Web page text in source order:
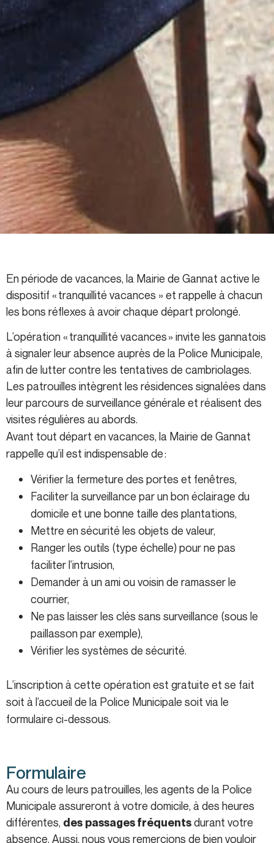
En période de vacances, la Mairie de Gannat active le
dispositif « tranquillité vacances » et rappelle à chacun
les bons réflexes à avoir chaque départ prolongé.
L’opération « tranquillité vacances » invite les gannatois
à signaler leur absence auprès de la Police Municipale,
afin de lutter contre les tentatives de cambriolages.
Les patrouilles intègrent les résidences signalées dans
leur parcours de surveillance générale et réalisent des
visites régulières au abords.
Avant tout départ en vacances, la Mairie de Gannat
rappelle qu’il est indispensable de :
Vérifier la fermeture des portes et fenêtres,
Faciliter la surveillance par un bon éclairage du
domicile et une bonne taille des plantations,
Mettre en sécurité les objets de valeur,
Ranger les outils (type échelle) pour ne pas
faciliter l’intrusion,
Demander à un ami ou voisin de ramasser le
courrier,
Ne pas laisser les clés sans surveillance (sous le
paillasson par exemple),
Vérifier les systèmes de sécurité.
L’inscription à cette opération est gratuite et se fait
soit à l’accueil de la Police Municipale soit via le
formulaire ci-dessous.
Formulaire
Au cours de leurs patrouilles, les agents de la Police
Municipale assureront à votre domicile, à des heures
différentes, des passages fréquentsdurant votre
absence. Aussi, nous vous remercions de bien vouloir